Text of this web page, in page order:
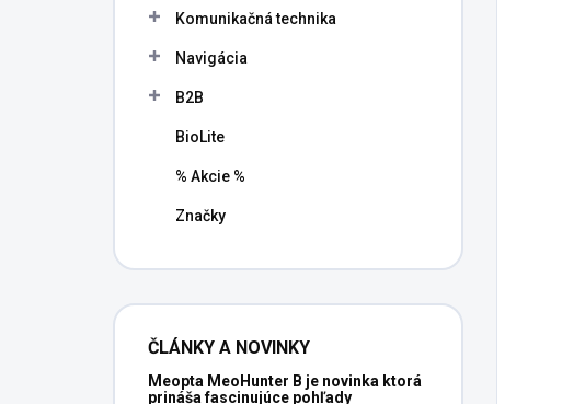
Komunikačná technika
Navigácia
B2B
BioLite
% Akcie %
Značky
ČLÁNKY A NOVINKY
Meopta MeoHunter B je novinka ktorá
prináša fascinujúce pohľady